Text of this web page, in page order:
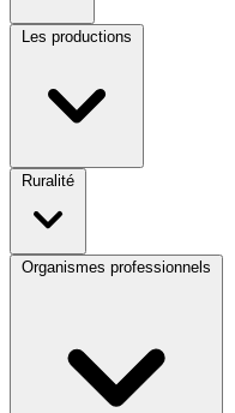
Les productions
Ruralité
Organismes professionnels